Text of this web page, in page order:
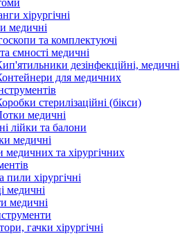
хірургічні
медичні
та комплектуючі
ємності медичні
дезінфекційні, медичні
для медичних
стерилізаційні (бікси)
медичні
лійки та балони
медичні
медичних та хірургічних
пили хірургічні
медичні
медичні
гачки хірургічні